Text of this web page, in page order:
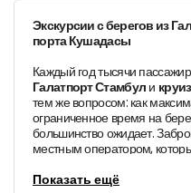
Экскурсии с берегов из
порта Кушадасы
Каждый год тысячи
Галатпорт Стамбул и
тем же вопросом: как
ограниченное время на
большинство ожидает.
местным оператором,
Именно это мы и делаем.
Показать ещё